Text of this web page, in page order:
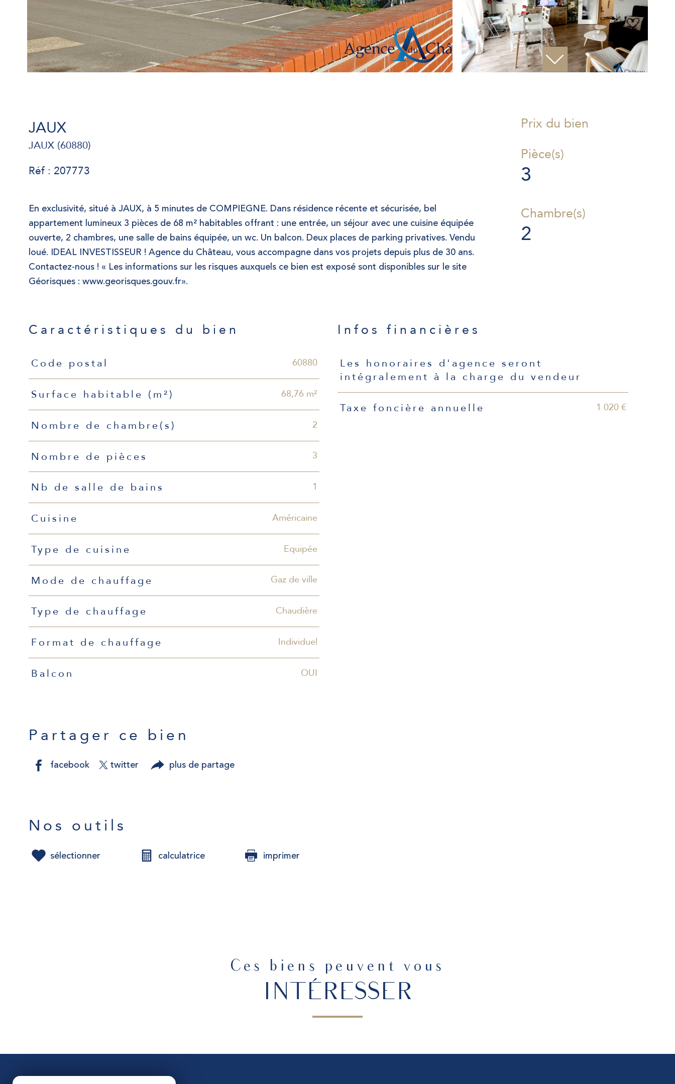
JAUX
JAUX (60880)
Réf : 207773
En exclusivité, situé à JAUX, à 5 minutes de COMPIEGNE. Dans résidence récente et sécurisée, bel
appartement lumineux 3 pièces de 68 m² habitables offrant : une entrée, un séjour avec une cuisine équipée
ouverte, 2 chambres, une salle de bains équipée, un wc. Un balcon. Deux places de parking privatives. Vendu
loué. IDEAL INVESTISSEUR ! Agence du Château, vous accompagne dans vos projets depuis plus de 30 ans.
Contactez-nous ! « Les informations sur les risques auxquels ce bien est exposé sont disponibles sur le site
Géorisques : www.georisques.gouv.fr».
Prix du bien
Pièce(s)
3
Chambre(s)
2
Caractéristiques du bien
Caractéristiques Valeurs
Code postal 60880
Surface habitable (m²) 68,76 m²
Nombre de chambre(s) 2
Nombre de pièces 3
Nb de salle de bains 1
Cuisine Américaine
Type de cuisine Equipée
Mode de chauffage Gaz de ville
Type de chauffage Chaudière
Format de chauffage Individuel
Balcon OUI
Infos financières
Caractéristiques Valeurs
Les honoraires d'agence seront
intégralement à la charge du vendeur
Taxe foncière annuelle 1 020 €
Partager ce bien
facebook twitter plus de partage
Nos outils
sélectionner calculatrice imprimer
Ces biens peuvent vous
INTÉRESSER